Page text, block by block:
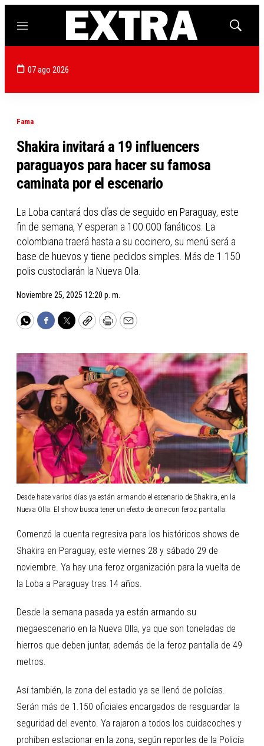
Menú
Mostrar
07 ago 2026
Fama
Shakira invitará a 19 influencers
paraguayos para hacer su famosa
caminata por el escenario
La Loba cantará dos días de seguido en Paraguay, este
fin de semana, Y esperan a 100.000 fanáticos. La
colombiana traerá hasta a su cocinero, su menú será a
base de huevos y tiene pedidos simples. Más de 1.150
polis custodiarán la Nueva Olla.
Noviembre 25, 2025 12:20 p. m.
WhatsApp
Facebook
TwitterCopyPrintEmail
Desde hace varios días ya están armando el escenario de Shakira, en la
Nueva Olla. El show busca tener un efecto de cine con feroz pantalla.
Comenzó la cuenta regresiva para los históricos shows de
Shakira en Paraguay, este viernes 28 y sábado 29 de
noviembre. Ya hay una feroz organización para la vuelta de
la Loba a Paraguay tras 14 años.
Desde la semana pasada ya están armando su
megaescenario en la Nueva Olla, ya que son toneladas de
hierros que deben juntar, además de la feroz pantalla de 49
metros.
Así también, la zona del estadio ya se llenó de policías.
Serán más de 1.150 oficiales encargados de resguardar la
seguridad del evento. Ya rajaron a todos los cuidacoches y
prohíben estacionar en la zona, según reportes de la Policía